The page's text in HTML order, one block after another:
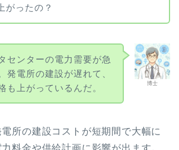
がったの？
博士
センターの電力需要が急
発電所の建設が遅れて、
も上がっているんだ。
所の建設コストが短期間で大幅に